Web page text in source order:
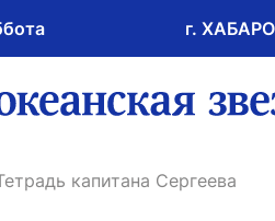
г.
ссылка на
Тетрадь капитана Сергеева